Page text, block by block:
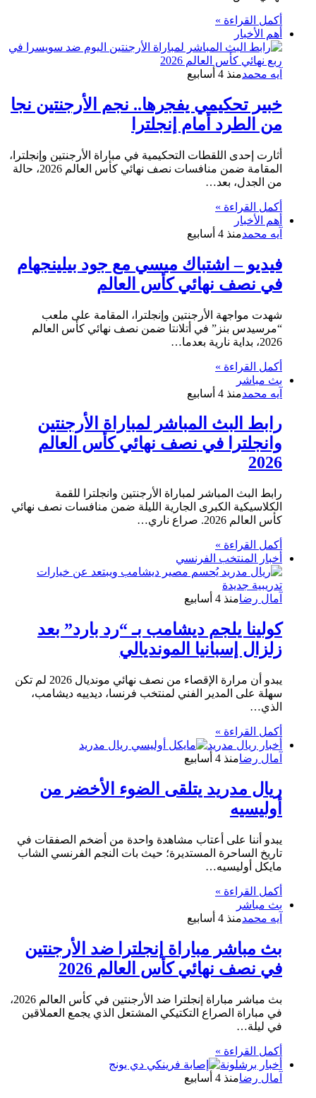
أكمل القراءة »
أهم الأخبار
آيه محمدمنذ 4 أسابيع
خبير تحكيمي يفجرها.. نجم الأرجنتين نجا
من الطرد أمام إنجلترا
أثارت إحدى اللقطات التحكيمية في مباراة الأرجنتين وإنجلترا،
المقامة ضمن منافسات نصف نهائي كأس العالم 2026، حالة
من الجدل، بعد…
أكمل القراءة »
أهم الأخبار
آيه محمدمنذ 4 أسابيع
فيديو – اشتباك ميسي مع جود بيلينجهام
في نصف نهائي كأس العالم
شهدت مواجهة الأرجنتين وإنجلترا، المقامة على ملعب
“مرسيدس بنز” في أتلانتا ضمن نصف نهائي كأس العالم
2026، بداية نارية بعدما…
أكمل القراءة »
بث مباشر
آيه محمدمنذ 4 أسابيع
رابط البث المباشر لمباراة الأرجنتين
وانجلترا في نصف نهائي كأس العالم
2026
رابط البث المباشر لمباراة الأرجنتين وانجلترا للقمة
الكلاسيكية الكبرى الجارية الليلة ضمن منافسات نصف نهائي
كأس العالم 2026. صراع ناري…
أكمل القراءة »
أخبار المنتخب الفرنسي
آمال رضامنذ 4 أسابيع
كولينا يلجم ديشامب بـ “رد بارد” بعد
زلزال إسبانيا المونديالي
يبدو أن مرارة الإقصاء من نصف نهائي مونديال 2026 لم تكن
سهلة على المدير الفني لمنتخب فرنسا، ديدييه ديشامب،
الذي…
أكمل القراءة »
أخبار ريال مدريد
آمال رضامنذ 4 أسابيع
ريال مدريد يتلقى الضوء الأخضر من
أوليسيه
يبدو أننا على أعتاب مشاهدة واحدة من أضخم الصفقات في
تاريخ الساحرة المستديرة؛ حيث بات النجم الفرنسي الشاب
مايكل أوليسيه…
أكمل القراءة »
بث مباشر
آيه محمدمنذ 4 أسابيع
بث مباشر مباراة إنجلترا ضد الأرجنتين
في نصف نهائي كأس العالم 2026
بث مباشر مباراة إنجلترا ضد الأرجنتين في كأس العالم 2026،
في مباراة الصراع التكتيكي المشتعل الذي يجمع العملاقين
في ليلة…
أكمل القراءة »
أخبار برشلونة
آمال رضامنذ 4 أسابيع